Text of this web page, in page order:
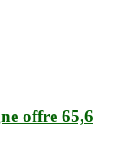
offre 65,6